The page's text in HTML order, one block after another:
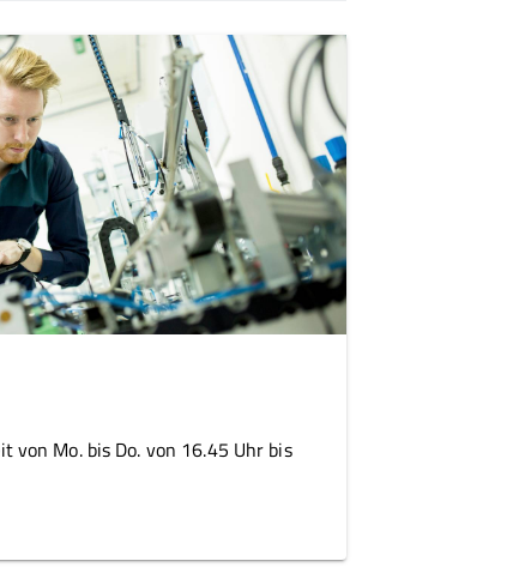
Mo. bis Do. von 16.45 Uhr bis